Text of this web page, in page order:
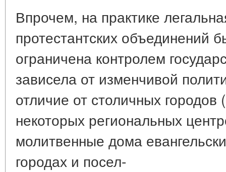
Впрочем, на практике
протестантских объединений
ограничена контролем
зависела от изменчивой
отличие от столичных
некоторых региональных
молитвенные дома
городах и посел-